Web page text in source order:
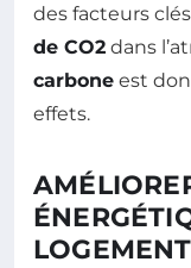
des facteurs
de CO2 dans
carbone est
effets.
LOGEMENT